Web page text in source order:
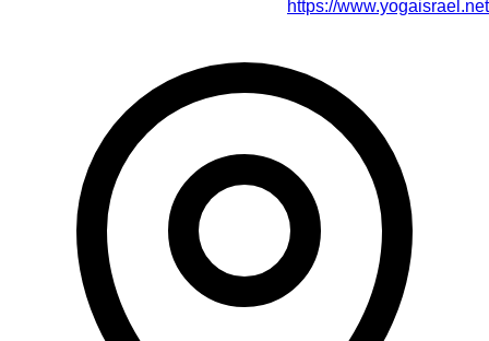
https://www.yogaisrael.net